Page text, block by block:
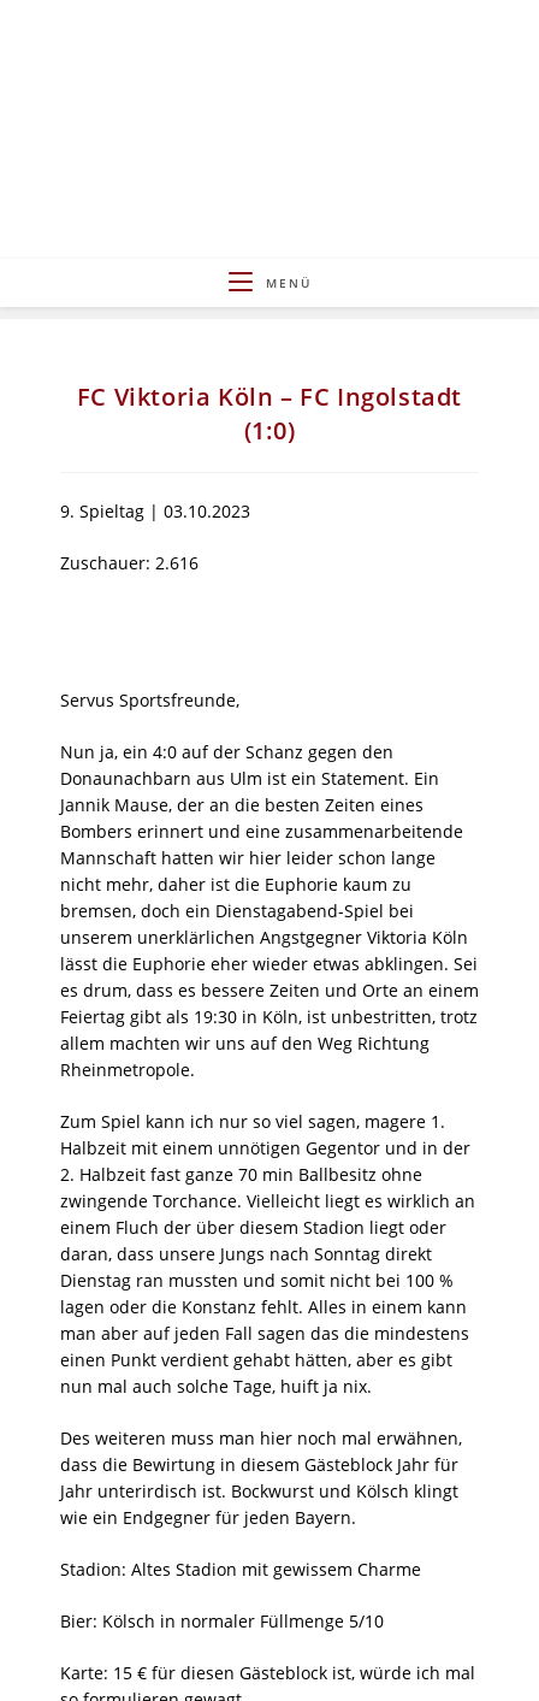
MENÜ
FC Viktoria Köln – FC Ingolstadt
(1:0)
9. Spieltag | 03.10.2023
Zuschauer: 2.616
Servus Sportsfreunde,
Nun ja, ein 4:0 auf der Schanz gegen den
Donaunachbarn aus Ulm ist ein Statement. Ein
Jannik Mause, der an die besten Zeiten eines
Bombers erinnert und eine zusammenarbeitende
Mannschaft hatten wir hier leider schon lange
nicht mehr, daher ist die Euphorie kaum zu
bremsen, doch ein Dienstagabend-Spiel bei
unserem unerklärlichen Angstgegner Viktoria Köln
lässt die Euphorie eher wieder etwas abklingen. Sei
es drum, dass es bessere Zeiten und Orte an einem
Feiertag gibt als 19:30 in Köln, ist unbestritten, trotz
allem machten wir uns auf den Weg Richtung
Rheinmetropole.
Zum Spiel kann ich nur so viel sagen, magere 1.
Halbzeit mit einem unnötigen Gegentor und in der
2. Halbzeit fast ganze 70 min Ballbesitz ohne
zwingende Torchance. Vielleicht liegt es wirklich an
einem Fluch der über diesem Stadion liegt oder
daran, dass unsere Jungs nach Sonntag direkt
Dienstag ran mussten und somit nicht bei 100 %
lagen oder die Konstanz fehlt. Alles in einem kann
man aber auf jeden Fall sagen das die mindestens
einen Punkt verdient gehabt hätten, aber es gibt
nun mal auch solche Tage, huift ja nix.
Des weiteren muss man hier noch mal erwähnen,
dass die Bewirtung in diesem Gästeblock Jahr für
Jahr unterirdisch ist. Bockwurst und Kölsch klingt
wie ein Endgegner für jeden Bayern.
Stadion: Altes Stadion mit gewissem Charme
Bier: Kölsch in normaler Füllmenge 5/10
Karte: 15 € für diesen Gästeblock ist, würde ich mal